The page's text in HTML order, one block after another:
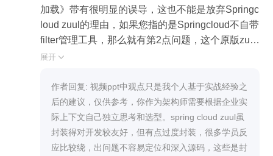
加载》带有很明显的误导，这也不能是放弃Springc
loud zuul的理由，如果您指的是Springcloud不自带
filter管理工具，那么就有第2点问题，这个原版zuul
所带的动态filter管理工具，在我看来也不具备生产
需要自己扩展filter管理平台，如果选择原生zuul，
既需要实现filter管理平台，又放弃了Spring的友好
集成，这个是否是得不偿失？另外原生zuul的发布
方式只能依赖外部web容器，而无法做到像springb
oot那样的内建web容器使用main函数启动，各种不
展开 
作者回复: 视频ppt中观点只是我个人基于实战经验之
后的建议，仅供参考，你作为架构师需要根据企业实
际上下文自己独立思考和选型。spring cloud zuul虽
封装得对开发较友好，但有点过度封装，很多学员反
应比较绕，出问题不容易定位和深入源码，这些是封